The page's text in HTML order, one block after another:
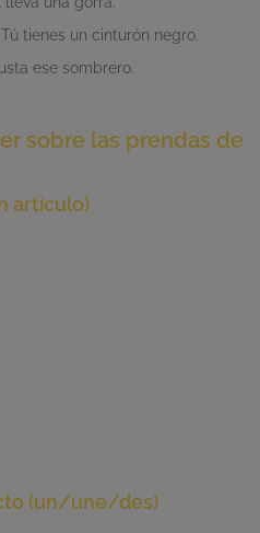
tienes un cinturón negro.
ese sombrero.
sobre las prendas de
artículo)
(un/une/des)